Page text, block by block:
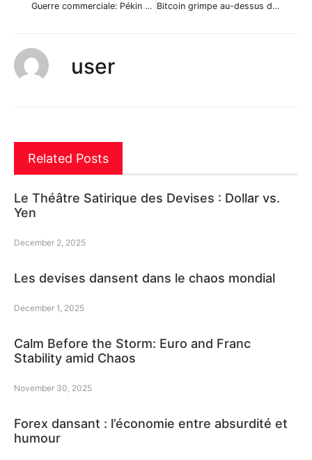
Guerre commerciale: Pékin stoppe ses achats de soja US, l’escalade se poursuit Bitcoin grimpe au-dessus du seuil de 9.039,6, en hausse de 4%
user
Related Posts
Le Théâtre Satirique des Devises : Dollar vs.
Yen
December 2, 2025
Les devises dansent dans le chaos mondial
December 1, 2025
Calm Before the Storm: Euro and Franc
Stability amid Chaos
November 30, 2025
Forex dansant : l’économie entre absurdité et
humour